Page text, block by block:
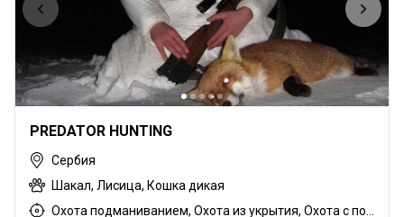
PREDATOR HUNTING
Сербия
Шакал, Лисица, Кошка дикая